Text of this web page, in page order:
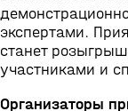
экспертами.
станет
участниками и
Организаторы